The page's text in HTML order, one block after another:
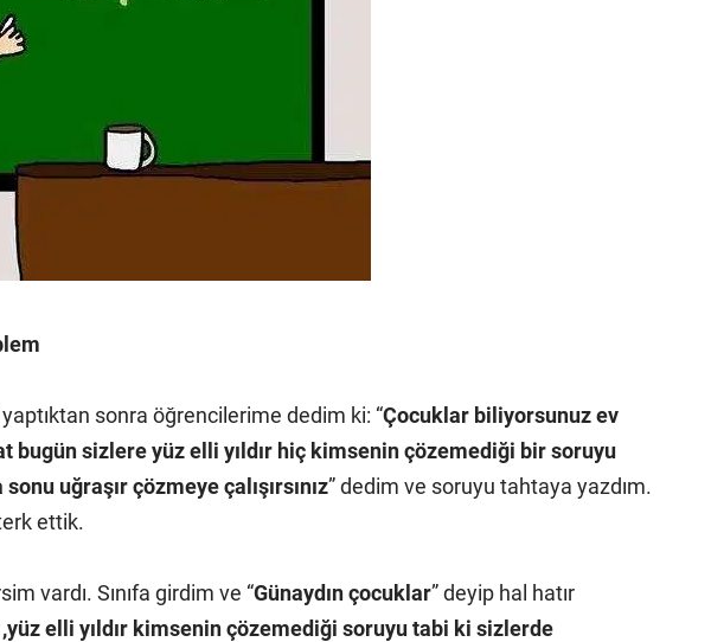
sonra öğrencilerime dedim ki: “Çocuklar biliyorsunuz ev
bugün sizlere yüz elli yıldır hiç kimsenin çözemediği bir soruyu
uğraşır çözmeye çalışırsınız” dedim ve soruyu tahtaya yazdım.
ettik.
vardı. Sınıfa girdim ve “Günaydın çocuklar” deyip hal hatır
,yüz elli yıldır kimsenin çözemediği soruyu tabi ki sizlerde